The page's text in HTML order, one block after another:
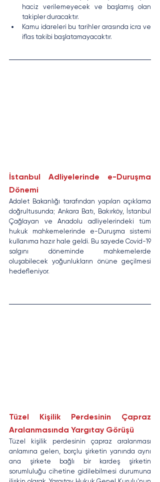
haciz verilemeyecek ve başlamış olan
takipler duracaktır.
Kamu idareleri bu tarihler arasında icra ve
iflas takibi başlatamayacaktır.
İstanbul Adliyelerinde e-Duruşma
Dönemi
Adalet Bakanlığı tarafından yapılan açıklama
doğrultusunda; Ankara Batı, Bakırköy, İstanbul
Çağlayan ve Anadolu adliyelerindeki tüm
hukuk mahkemelerinde e-Duruşma sistemi
kullanıma hazır hale geldi. Bu sayede Covid-19
salgını döneminde mahkemelerde
oluşabilecek yoğunlukların önüne geçilmesi
hedefleniyor.
Tüzel Kişilik Perdesinin Çapraz
Aralanmasında Yargıtay Görüşü
Tüzel kişilik perdesinin çapraz aralanması
anlamına gelen, borçlu şirketin yanında aynı
ana şirkete bağlı bir kardeş şirketin
sorumluluğu cihetine gidilebilmesi durumuna